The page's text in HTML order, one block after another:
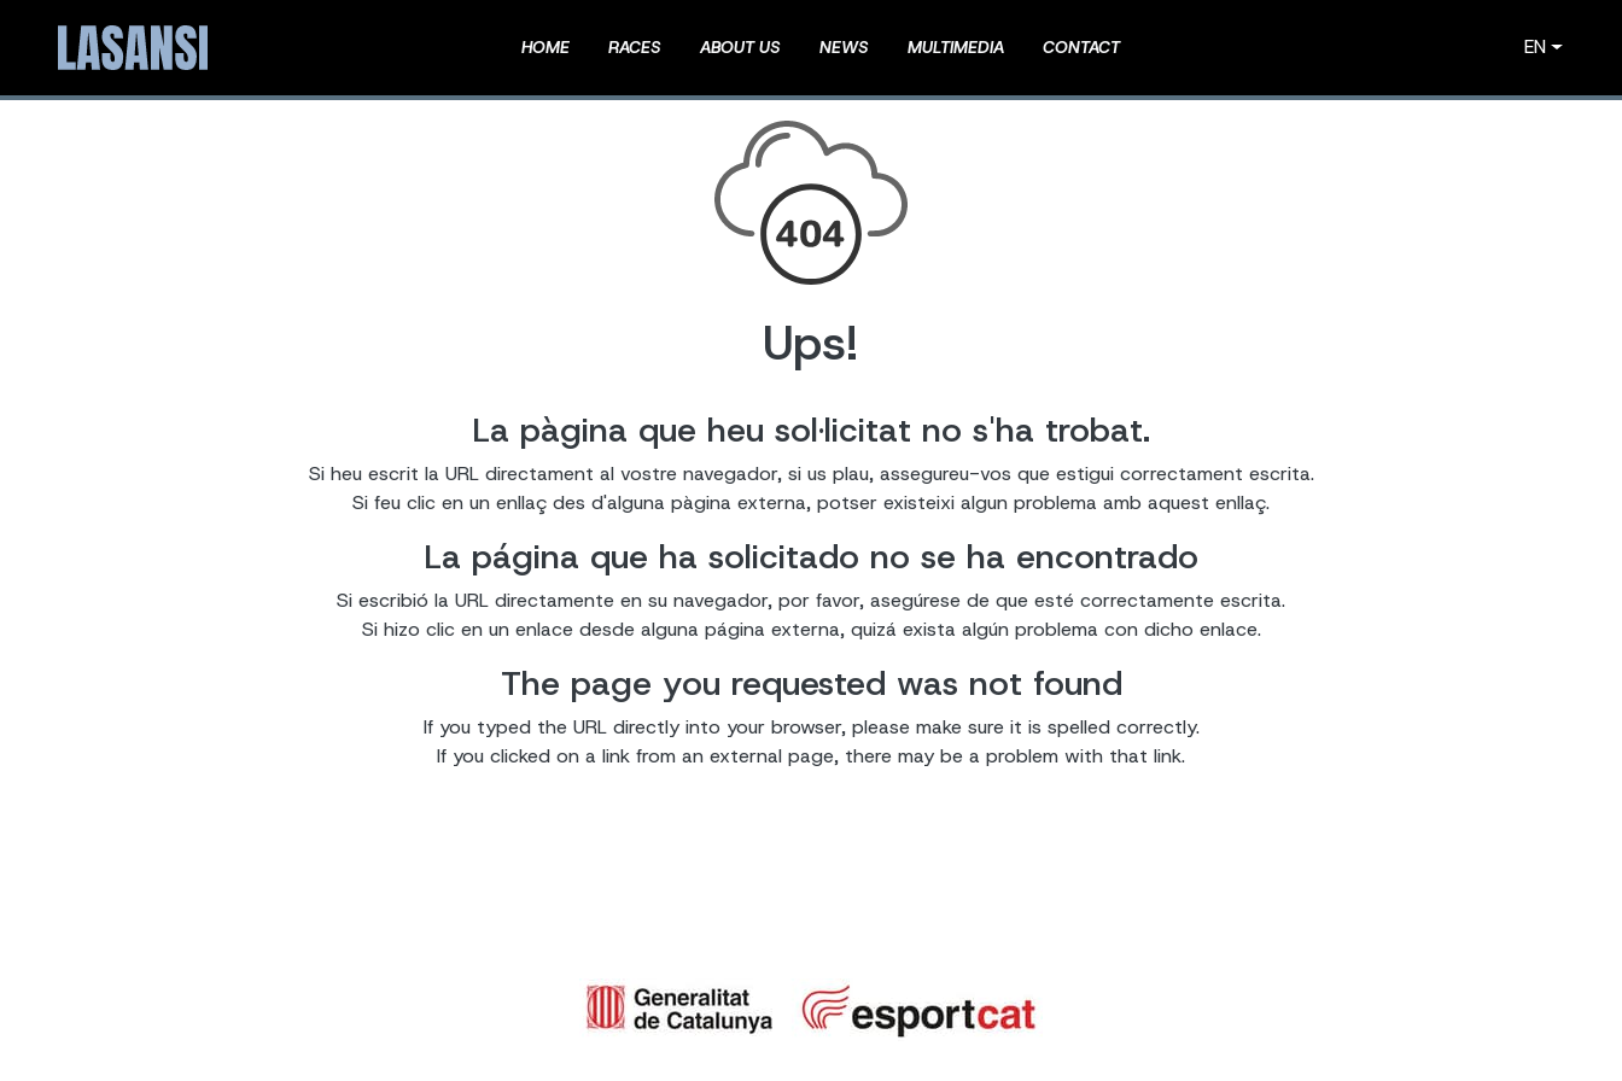
HOME RACES ABOUT US NEWS MULTIMEDIA CONTACT EN
Ups!
La pàgina que heu sol·licitat no s'ha trobat.
Si heu escrit la URL directament al vostre navegador, si us plau, assegureu-vos que estigui correctament escrita.
Si feu clic en un enllaç des d'alguna pàgina externa, potser existeixi algun problema amb aquest enllaç.
La página que ha solicitado no se ha encontrado
Si escribió la URL directamente en su navegador, por favor, asegúrese de que esté correctamente escrita.
Si hizo clic en un enlace desde alguna página externa, quizá exista algún problema con dicho enlace.
The page you requested was not found
If you typed the URL directly into your browser, please make sure it is spelled correctly.
If you clicked on a link from an external page, there may be a problem with that link.